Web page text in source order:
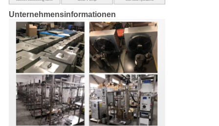
Unternehmensinformationen